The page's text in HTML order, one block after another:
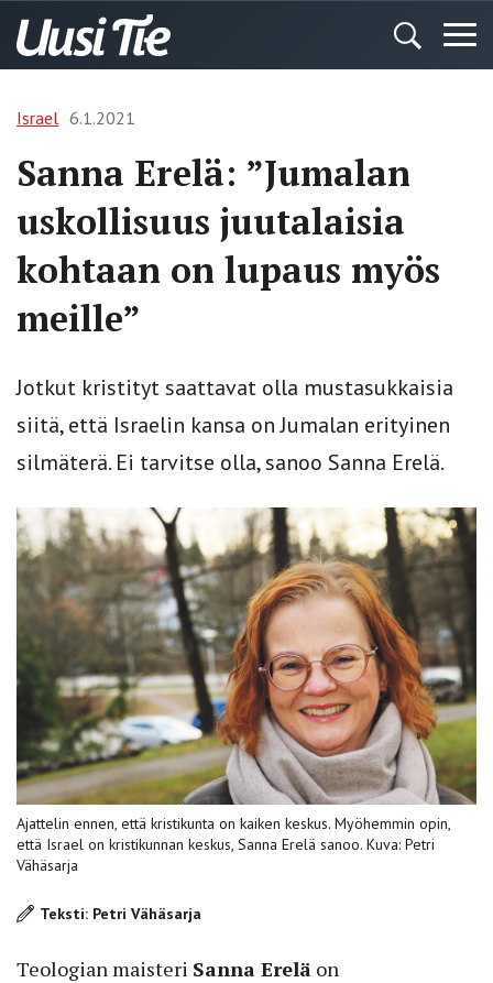
Israel 6.1.2021
Sanna Erelä: ”Jumalan
uskollisuus juutalaisia
kohtaan on lupaus myös
meille”
Jotkut kristityt saattavat olla mustasukkaisia
siitä, että Israelin kansa on Jumalan erityinen
silmäterä. Ei tarvitse olla, sanoo Sanna Erelä.
Ajattelin ennen, että kristikunta on kaiken keskus. Myöhemmin opin,
että Israel on kristikunnan keskus, Sanna Erelä sanoo. Kuva: Petri
Vähäsarja
Teksti: Petri Vähäsarja
Teologian ­maisteri Sanna Erelä on